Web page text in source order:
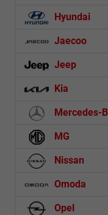
Hyundai
Jaecoo
Jeep
Kia
Mercedes-
MG
Nissan
Omoda
Opel